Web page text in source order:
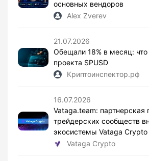
основных вендоров
Alex Zverev
21.07.2026
Обещали 18% в месяц:
проекта SPUSD
Криптоинспектор.рф
16.07.2026
Vataga.team:
трейдерских сообществ
экосистемы Vataga Crypto
Vataga Crypto